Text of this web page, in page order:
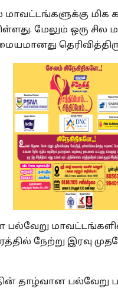
மாவட்டங்களுக்கு
மேலும் ஒரு
பல்வேறு
நேற்று இரவு
தாழ்வான பல்வேறு